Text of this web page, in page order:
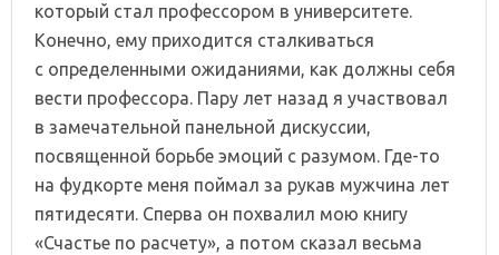
который стал профессором в университете.
Конечно, ему приходится сталкиваться
с определенными ожиданиями, как должны себя
вести профессора. Пару лет назад я участвовал
в замечательной панельной дискуссии,
посвященной борьбе эмоций с разумом. Где-то
на фудкорте меня поймал за рукав мужчина лет
пятидесяти. Сперва он похвалил мою книгу
«Счастье по расчету», а потом сказал весьма